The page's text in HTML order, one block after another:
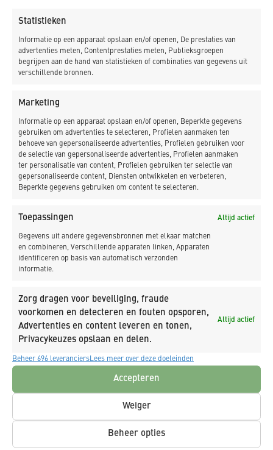
Statistieken
Informatie op een apparaat opslaan en/of openen, De prestaties van
advertenties meten, Contentprestaties meten, Publieksgroepen
begrijpen aan de hand van statistieken of combinaties van gegevens uit
verschillende bronnen.
Marketing
Informatie op een apparaat opslaan en/of openen, Beperkte gegevens
gebruiken om advertenties te selecteren, Profielen aanmaken ten
behoeve van gepersonaliseerde advertenties, Profielen gebruiken voor
de selectie van gepersonaliseerde advertenties, Profielen aanmaken
ter personalisatie van content, Profielen gebruiken ter selectie van
gepersonaliseerde content, Diensten ontwikkelen en verbeteren,
Beperkte gegevens gebruiken om content te selecteren.
Toepassingen Altijd actief
Gegevens uit andere gegevensbronnen met elkaar matchen
en combineren, Verschillende apparaten linken, Apparaten
identificeren op basis van automatisch verzonden
informatie.
Zorg dragen voor beveiliging, fraude
voorkomen en detecteren en fouten opsporen,
Advertenties en content leveren en tonen,
Privacykeuzes opslaan en delen.
Altijd actief
Beheer 696 leveranciers Lees meer over deze doeleinden
Accepteren
Weiger
Beheer opties
Meer informatie over onze staal- en timmerwerkplaats
vindt uhier